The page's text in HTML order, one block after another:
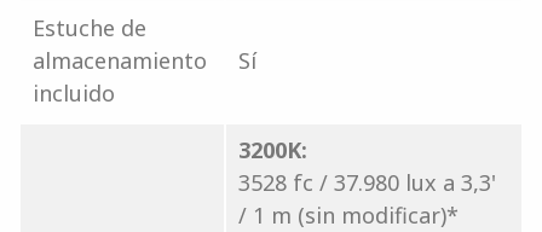
Estuche de
almacenamiento
incluido
Sí
3200K:
3528 fc / 37.980 lux a 3,3'
/ 1 m (sin modificar)*